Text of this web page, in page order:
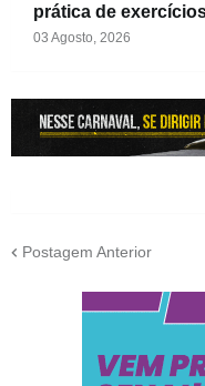
prática de
03 Agosto, 2026
Postagem Anterior